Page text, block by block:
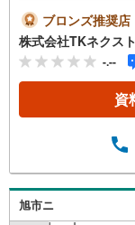
国道126号
内♪◇建築
環境～旭
自転車約
歩約9分
ワー 徒
場しまし
ブロンズ推奨店
株式会社TKネクス
-.--
資
旭市ニ